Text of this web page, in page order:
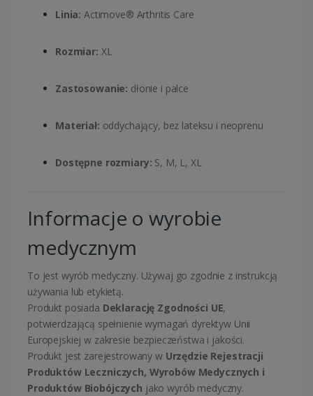
Linia: Actimove® Arthritis Care
Rozmiar: XL
Zastosowanie: dłonie i palce
Materiał: oddychający, bez lateksu i neoprenu
Dostępne rozmiary: S, M, L, XL
Informacje o wyrobie
medycznym
To jest wyrób medyczny. Używaj go zgodnie z instrukcją
używania lub etykietą.
Produkt posiada Deklarację Zgodności UE,
potwierdzającą spełnienie wymagań dyrektyw Unii
Europejskiej w zakresie bezpieczeństwa i jakości.
Produkt jest zarejestrowany w Urzędzie Rejestracji
Produktów Leczniczych, Wyrobów Medycznych i
Produktów Biobójczych jako wyrób medyczny.